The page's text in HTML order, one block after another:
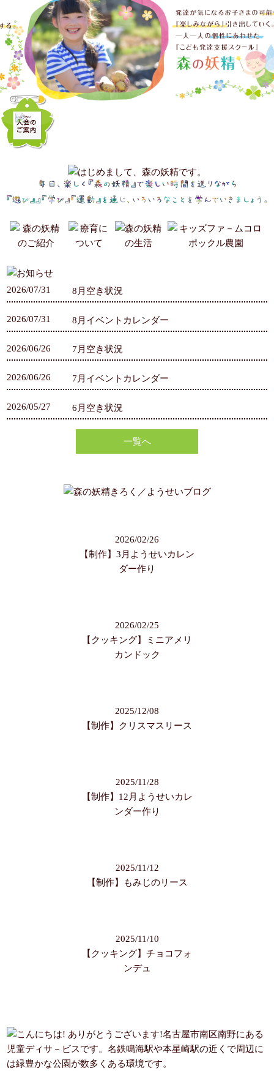
2026/07/31 8月空き状況
2026/07/31 8月イベントカレンダー
2026/06/26 7月空き状況
2026/06/26 7月イベントカレンダー
2026/05/27 6月空き状況
一覧へ
2026/02/26
【制作】3月ようせいカレン
ダー作り
2026/02/25
【クッキング】ミニアメリ
カンドック
2025/12/08
【制作】クリスマスリース
2025/11/28
【制作】12月ようせいカレ
ンダー作り
2025/11/12
【制作】もみじのリース
2025/11/10
【クッキング】チョコフォ
ンデュ